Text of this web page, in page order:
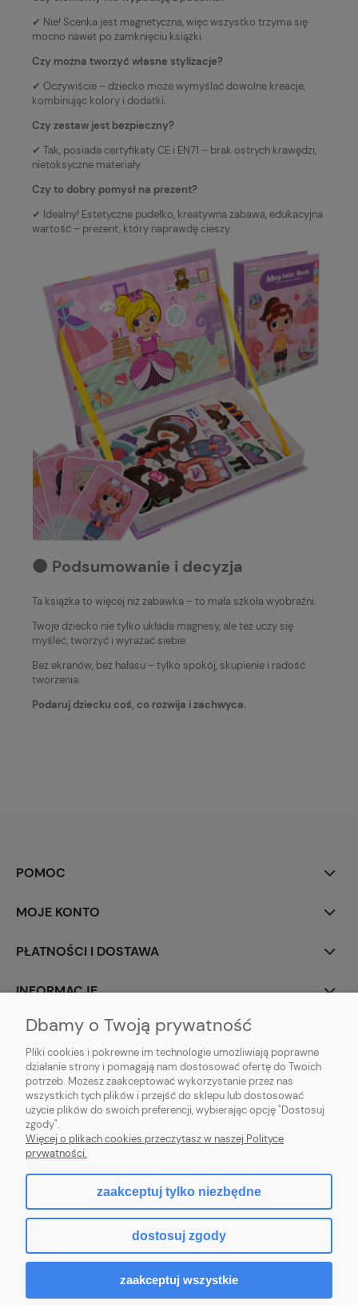
✔ Nie! Scenka jest magnetyczna, więc wszystko trzyma się
mocno nawet po zamknięciu książki.
Czy można tworzyć własne stylizacje?
✔ Oczywiście – dziecko może wymyślać dowolne kreacje,
kombinując kolory i dodatki.
Czy zestaw jest bezpieczny?
✔ Tak, posiada certyfikaty CE i EN71 – brak ostrych krawędzi,
nietoksyczne materiały.
Czy to dobry pomysł na prezent?
✔ Idealny! Estetyczne pudełko, kreatywna zabawa, edukacyjna
wartość – prezent, który naprawdę cieszy.
⚫️ Podsumowanie i decyzja
Ta książka to więcej niż zabawka – to mała szkoła wyobraźni.
Twoje dziecko nie tylko układa magnesy, ale też uczy się
myśleć, tworzyć i wyrażać siebie.
Bez ekranów, bez hałasu – tylko spokój, skupienie i radość
tworzenia.
Podaruj dziecku coś, co rozwija i zachwyca.
POMOC
MOJE KONTO
PŁATNOŚCI I DOSTAWA
INFORMACJE
O NAS
ZLARO| ul. Fiołkowa 9, 31-457 Kraków, woj. małopolskie | E-mail:
zlaro.krakow@gmail.com
120911970
Sklep internetowy Shoper.pl
Dbamy o Twoją prywatność
Pliki cookies i pokrewne im technologie umożliwiają poprawne
działanie strony i pomagają nam dostosować ofertę do Twoich
potrzeb. Możesz zaakceptować wykorzystanie przez nas
wszystkich tych plików i przejść do sklepu lub dostosować
użycie plików do swoich preferencji, wybierając opcję "Dostosuj
zgody".
Więcej o plikach cookies przeczytasz w naszej Polityce
prywatności.
zaakceptuj tylko niezbędne
dostosuj zgody
zaakceptuj wszystkie